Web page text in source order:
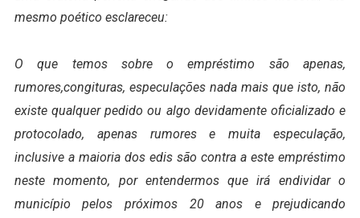
mesmo poético esclareceu:
O que temos sobre o empréstimo são apenas,
rumores,congituras, especulações nada mais que isto, não
existe qualquer pedido ou algo devidamente oficializado e
protocolado, apenas rumores e muita especulação,
inclusive a maioria dos edis são contra a este empréstimo
neste momento, por entendermos que irá endividar o
município pelos próximos 20 anos e prejudicando